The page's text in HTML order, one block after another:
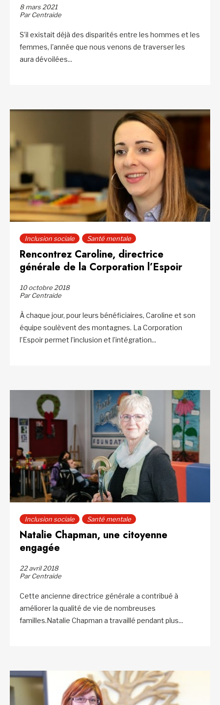
8 mars 2021
Par Centraide
S’il existait déjà des disparités entre les hommes et les
femmes, l'année que nous venons de traverser les
aura dévoilées...
Inclusion sociale Santé mentale
Rencontrez Caroline, directrice
générale de la Corporation l’Espoir
10 octobre 2018
Par Centraide
À chaque jour, pour leurs bénéficiaires, Caroline et son
équipe soulèvent des montagnes. La Corporation
l’Espoir permet l’inclusion et l’intégration...
Inclusion sociale Santé mentale
Natalie Chapman, une citoyenne
engagée
22 avril 2018
Par Centraide
Cette ancienne directrice générale a contribué à
améliorer la qualité de vie de nombreuses
familles.Natalie Chapman a travaillé pendant plus...